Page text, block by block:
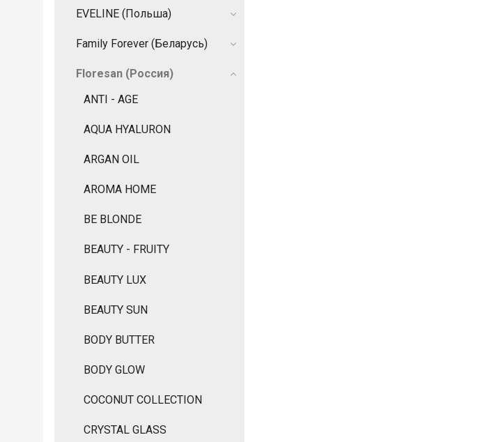
EVELINE (Польша)
Family Forever (Беларусь)
Floresan (Россия)
ANTI - AGE
AQUA HYALURON
ARGAN OIL
AROMA HOME
BE BLONDE
BEAUTY - FRUITY
BEAUTY LUX
BEAUTY SUN
BODY BUTTER
BODY GLOW
COCONUT COLLECTION
CRYSTAL GLASS